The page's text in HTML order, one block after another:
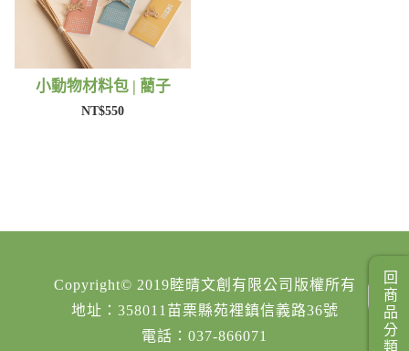
小動物材料包 | 藺子
NT$550
Copyright© 2019睦晴文創有限公司版權所有
地址：358011苗栗縣苑裡鎮信義路36號
電話：037-866071
回商品分類